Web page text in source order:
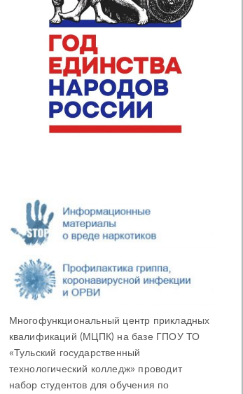
Многофункциональный центр прикладных
квалификаций (МЦПК) на базе ГПОУ ТО
«Тульский государственный
технологический колледж» проводит
набор студентов для обучения по